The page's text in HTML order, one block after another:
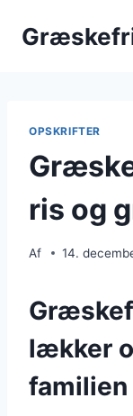
OPSKRIFTER
ris og
Af 14.
lækker
familien